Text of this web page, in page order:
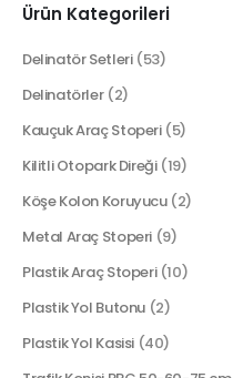
Ürün Kategorileri
Delinatör Setleri (53)
Delinatörler (2)
Kauçuk Araç Stoperi (5)
Kilitli Otopark Direği (19)
Köşe Kolon Koruyucu (2)
Metal Araç Stoperi (9)
Plastik Araç Stoperi (10)
Plastik Yol Butonu (2)
Plastik Yol Kasisi (40)